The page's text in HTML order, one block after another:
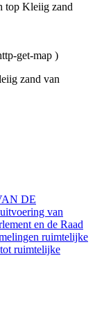
top Kleiig zand
get-map )
zand van
DE
van
en de Raad
ruimtelijke
ruimtelijke